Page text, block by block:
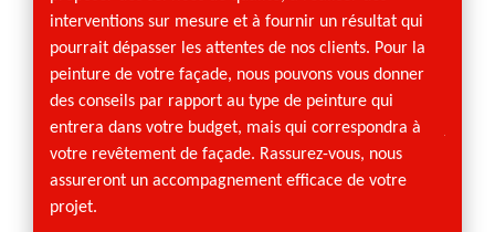
interventions sur mesure et à fournir un résultat qui
pourrait dépasser les attentes de nos clients. Pour la
peinture de votre façade, nous pouvons vous donner
des conseils par rapport au type de peinture qui
entrera dans votre budget, mais qui correspondra à
votre revêtement de façade. Rassurez-vous, nous
assureront un accompagnement efficace de votre
projet.